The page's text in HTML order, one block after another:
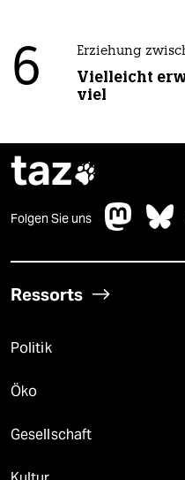
6 Erziehung
Vielleicht
viel
taz
Folgen Sie uns
Ressorts
Politik
Öko
Gesellschaft